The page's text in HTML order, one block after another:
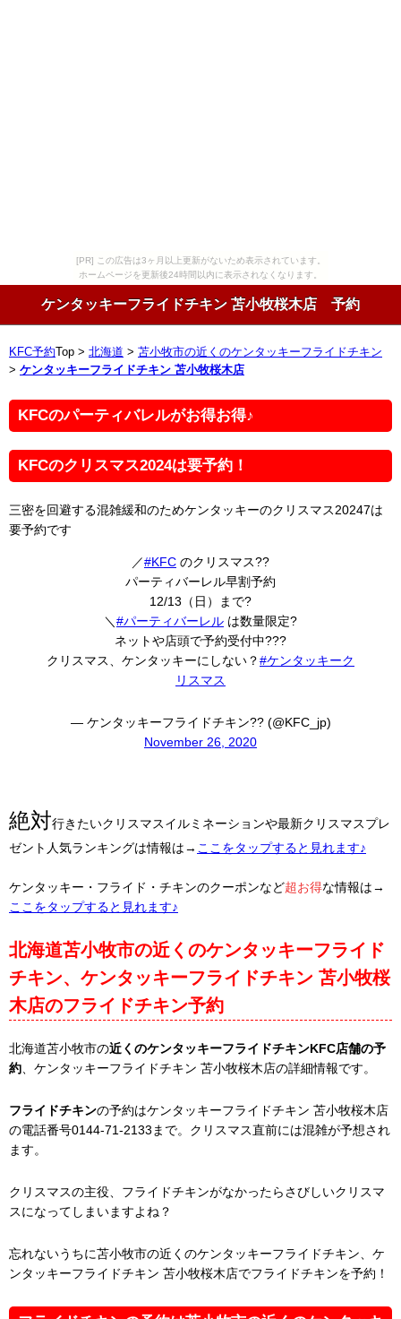
[PR] この広告は3ヶ月以上更新がないため表示されています。
ホームページを更新後24時間以内に表示されなくなります。
ケンタッキーフライドチキン 苫小牧桜木店 予約
KFC予約 Top > 北海道 > 苫小牧市の近くのケンタッキーフライドチキン
> ケンタッキーフライドチキン 苫小牧桜木店
KFCのパーティバレルがお得お得♪
KFCのクリスマス2024は要予約！
三密を回避する混雑緩和のためケンタッキーのクリスマス20247は
要予約です
／#KFC のクリスマス??
パーティバーレル早割予約
12/13（日）まで?
＼ #パーティバーレル は数量限定?
ネットや店頭で予約受付中???
クリスマス、ケンタッキーにしない？#ケンタッキーク
リスマス
— ケンタッキーフライドチキン?? (@KFC_jp)
November 26, 2020
絶対行きたいクリスマスイルミネーションや最新クリスマスプレ
ゼント人気ランキングは情報は→ ここをタップすると見れます♪
ケンタッキー・フライド・チキンのクーポンなど超お得な情報は→
ここをタップすると見れます♪
北海道苫小牧市の近くのケンタッキーフライド
チキン、ケンタッキーフライドチキン 苫小牧桜
木店のフライドチキン予約
北海道苫小牧市の近くのケンタッキーフライドチキンKFC店舗の予
約 、ケンタッキーフライドチキン 苫小牧桜木店の詳細情報です。
フライドチキンの予約はケンタッキーフライドチキン 苫小牧桜木店
の電話番号0144-71-2133まで。クリスマス直前には混雑が予想され
ます。
クリスマスの主役、フライドチキンがなかったらさびしいクリスマ
スになってしまいますよね？
忘れないうちに苫小牧市の近くのケンタッキーフライドチキン、ケ
ンタッキーフライドチキン 苫小牧桜木店でフライドチキンを予約！